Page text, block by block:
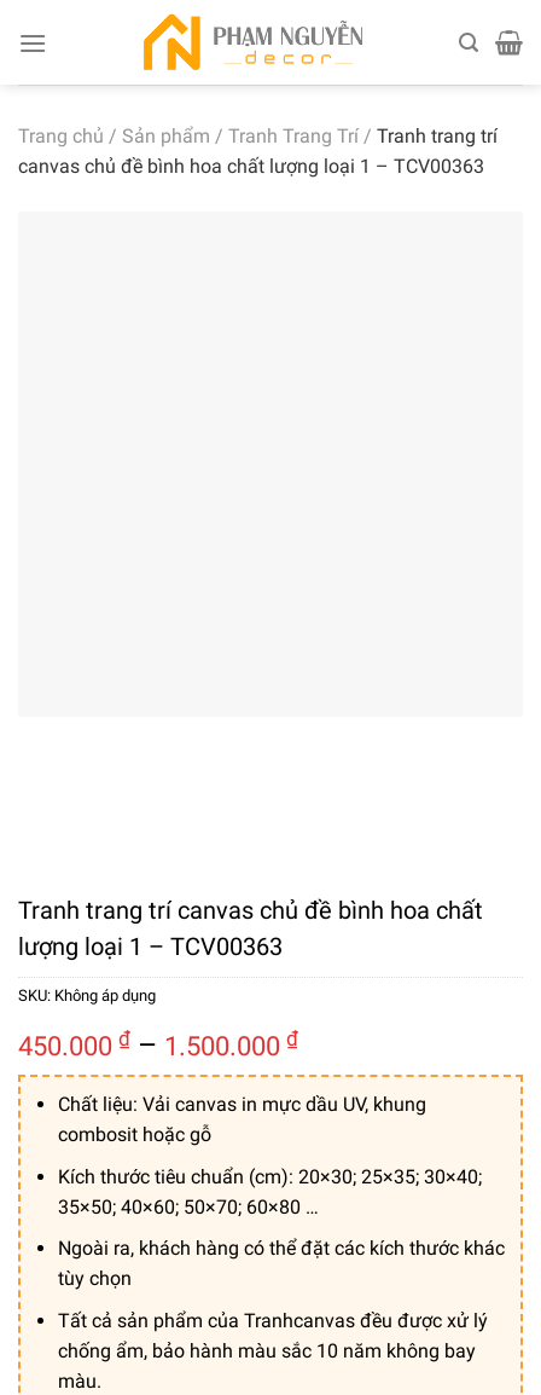
Trang chủ / Sản phẩm / Tranh Trang Trí / Tranh trang trí
canvas chủ đề bình hoa chất lượng loại 1 – TCV00363
Tranh trang trí canvas chủ đề bình hoa chất
lượng loại 1 – TCV00363
SKU: Không áp dụng
450.000 ₫ – 1.500.000 ₫Khoảng
giá:
từ
đến
1.500.000 ₫
Chất liệu: Vải canvas in mực dầu UV, khung
combosit hoặc gỗ
Kích thước tiêu chuẩn (cm): 20×30; 25×35; 30×40;
35×50; 40×60; 50×70; 60×80 …
Ngoài ra, khách hàng có thể đặt các kích thước khác
tùy chọn
Tất cả sản phẩm của Tranhcanvas đều được xử lý
chống ẩm, bảo hành màu sắc 10 năm không bay
màu.